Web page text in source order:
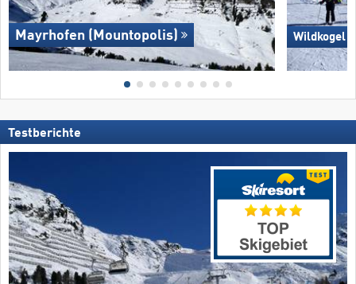
Mayrhofen (Mountopolis) Wildkogel
Testberichte